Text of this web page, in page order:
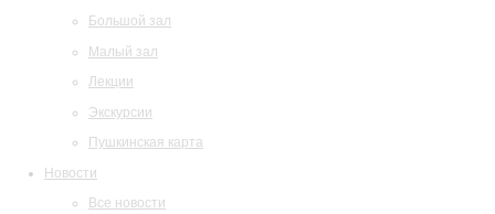
Большой зал
Малый зал
Лекции
Экскурсии
Пушкинская карта
Новости
Все новости